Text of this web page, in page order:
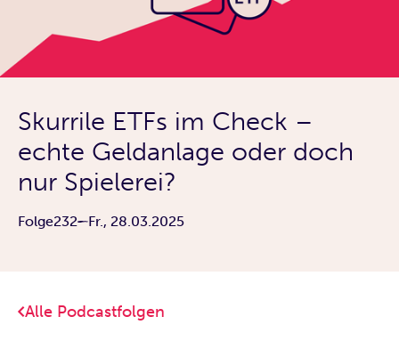
Skurrile ETFs im Check –
echte Geldanlage oder doch
nur Spielerei?
Folge232 Fr., 28.03.2025
Alle Podcastfolgen